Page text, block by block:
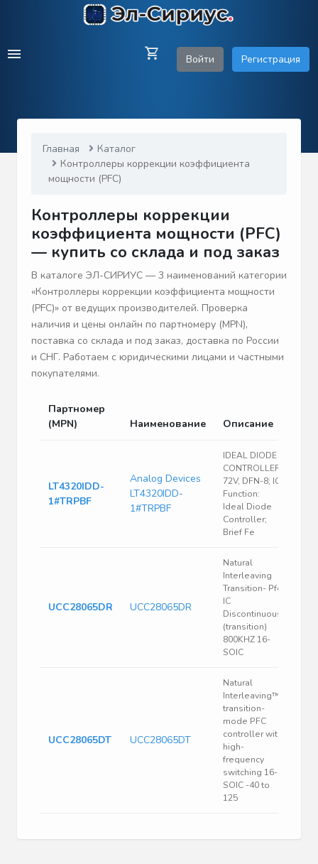
Войти Регистрация
Главная
Каталог
Контроллеры коррекции коэффициента
мощности (PFC)
Контроллеры коррекции
коэффициента мощности (PFC)
— купить со склада и под заказ
В каталоге ЭЛ-СИРИУС — 3 наименований категории
«Контроллеры коррекции коэффициента мощности
(PFC)» от ведущих производителей. Проверка
наличия и цены онлайн по партномеру (MPN),
поставка со склада и под заказ, доставка по России
и СНГ. Работаем с юридическими лицами и частными
покупателями.
Партномер
(MPN)
Наименование Описание
LT4320IDD-
1#TRPBF
Analog Devices
LT4320IDD-
1#TRPBF
IDEAL DIODE
CONTROLLER,
72V, DFN-8; IC
Function:
Ideal Diode
Controller;
Brief Fe
UCC28065DR UCC28065DR
Natural
Interleaving
Transition- Pfc
IC
Discontinuous
(transition)
800KHZ 16-
SOIC
UCC28065DT UCC28065DT
Natural
Interleaving™
transition-
mode PFC
controller with
high-
frequency
switching 16-
SOIC -40 to
125